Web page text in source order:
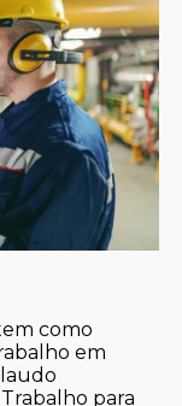
como
em
para